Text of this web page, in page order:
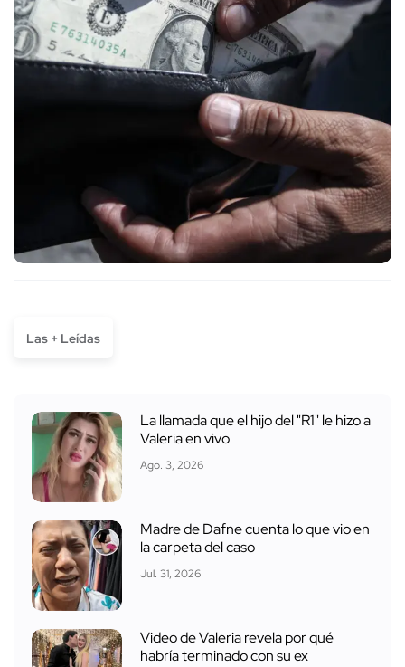
Las + Leídas
La llamada que el hijo del "R1" le hizo a
Valeria en vivo
Ago. 3, 2026
Madre de Dafne cuenta lo que vio en
la carpeta del caso
Jul. 31, 2026
Video de Valeria revela por qué
habría terminado con su ex